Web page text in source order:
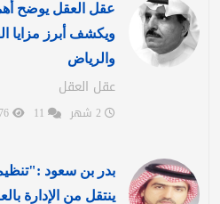
عقل العقل يوضح
ويكشف أبرز مزايا
والرياض
عقل العقل
بدر بن سعود
ينتقل من الإدارة